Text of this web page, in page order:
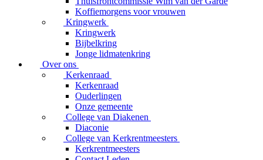
Koffiemorgens voor vrouwen
Kringwerk
Kringwerk
Bijbelkring
Jonge lidmatenkring
Over ons
Kerkenraad
Kerkenraad
Ouderlingen
Onze gemeente
College van Diakenen
Diaconie
College van Kerkrentmeesters
Kerkrentmeesters